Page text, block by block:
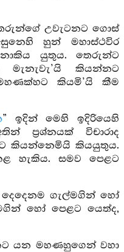
උවැටනට ගොස්
හුන් මහාස්ථවිර
නොකිය යුතුය. තෙරුන්ට
කියන්නට
කියමි’යි කීම
” ඉදින් මෙහි ඉදිරියෙහි
ප්‍රශ්නයක් විචාරාද
කියන්නෙමියි කියයුතුය.
හැකිය. සමව පෙළට
දෙදෙනම ගැල්මගින් හෝ
හෝ පෙළට යෙත්ද,
යන මහණහුගෙන් වහා